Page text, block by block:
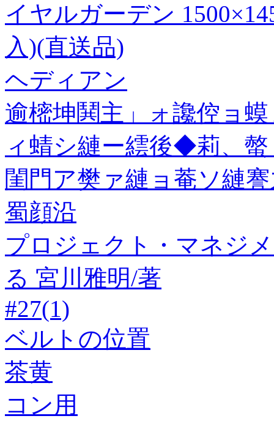
イヤルガーデン
入)(直送品)
ヘディアン
逾樒坤鬨主」ォ讒倥ョ
ィ蜻シ縺ー繧後◆莉、
閨門ア樊ァ縺ョ菴ソ縺
蜀顔沿
プロジェクト・マネジ
る 宮川雅明/著
#27(1)
ベルトの位置
茶黄
コン用